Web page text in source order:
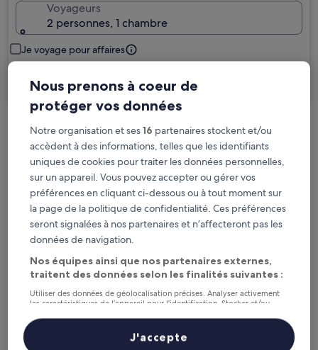
Voyageurs
2 personnes, 1 chambre
Je voyage pour affaires
Rechercher
Options d’annulation gratuite en cas de
changement de programme
Gagnez des récompenses pour chaque
nuit séjournée
Économisez plus grâce aux Prix membres
Consultez les prix pour ces dates
Nous prenons à coeur de
protéger vos données
Notre organisation et ses16 partenaires stockent et/ou
accèdent à des informations, telles que les identifiants
uniques de cookies pour traiter les données personnelles,
sur un appareil. Vous pouvez accepter ou gérer vos
préférences en cliquant ci-dessous ou à tout moment sur
la page de la politique de confidentialité. Ces préférences
seront signalées à nos partenaires et n’affecteront pas les
données de navigation.
Nos équipes ainsi que nos partenaires externes,
traitent des données selon les finalités suivantes :
Utiliser des données de géolocalisation précises. Analyser activement
les caractéristiques de l’appareil pour l’identification. Stocker et/ou
personnalisés, mesure de performance des publicités et du contenu,
études d’audience et développement de services.
Liste de nos partenaires (fournisseurs)
J'accepte